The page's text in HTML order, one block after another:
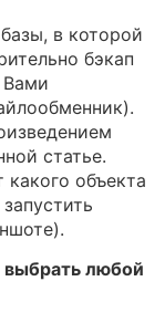
в которой
бэкап
Вами
статье.
какого объекта
любой